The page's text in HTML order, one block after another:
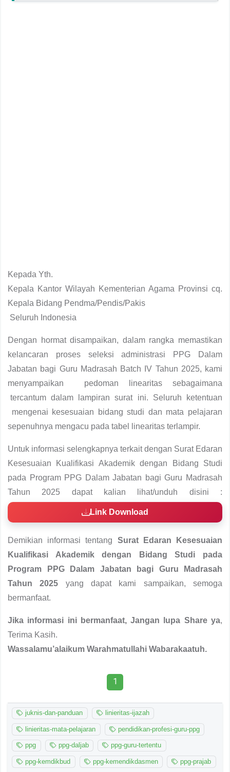
Kepada Yth.
Kepala Kantor Wilayah Kementerian Agama Provinsi cq.
Kepala Bidang Pendma/Pendis/Pakis
Seluruh Indonesia
Dengan hormat disampaikan, dalam rangka memastikan
kelancaran proses seleksi administrasi PPG Dalam
Jabatan bagi Guru Madrasah Batch IV Tahun 2025, kami
menyampaikan pedoman linearitas sebagaimana
tercantum dalam lampiran surat ini. Seluruh ketentuan
mengenai kesesuaian bidang studi dan mata pelajaran
sepenuhnya mengacu pada tabel linearitas terlampir.
Untuk informasi selengkapnya terkait dengan Surat Edaran
Kesesuaian Kualifikasi Akademik dengan Bidang Studi
pada Program PPG Dalam Jabatan bagi Guru Madrasah
Tahun 2025 dapat kalian lihat/unduh disini :
Link Download
Demikian informasi tentang Surat Edaran Kesesuaian
Kualifikasi Akademik dengan Bidang Studi pada
Program PPG Dalam Jabatan bagi Guru Madrasah
Tahun 2025 yang dapat kami sampaikan, semoga
bermanfaat.
Jika informasi ini bermanfaat, Jangan lupa Share ya,
Terima Kasih.
Wassalamu’alaikum Warahmatullahi Wabarakaatuh.
1
juknis-dan-panduan linieritas-ijazah
linieritas-mata-pelajaran pendidikan-profesi-guru-ppg
ppg ppg-daljab ppg-guru-tertentu
ppg-kemdikbud ppg-kemendikdasmen ppg-prajab